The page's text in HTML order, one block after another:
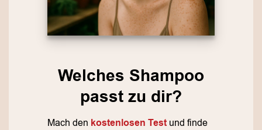
Welches Shampoo
passt zu dir?
Mach den kostenlosen Testund finde